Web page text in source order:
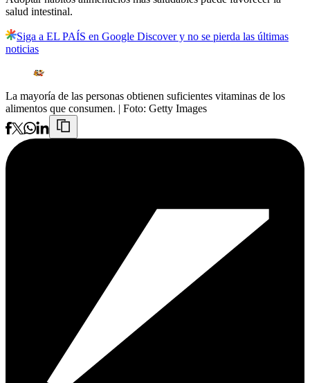
salud intestinal.
Siga a EL PAÍS en Google Discover y no se pierda las últimas
noticias
La mayoría de las personas obtienen suficientes vitaminas de los
alimentos que consumen. | Foto: Getty Images